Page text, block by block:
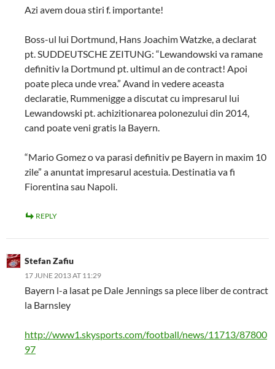
Azi avem doua stiri f. importante!
Boss-ul lui Dortmund, Hans Joachim Watzke, a declarat
pt. SUDDEUTSCHE ZEITUNG: “Lewandowski va ramane
definitiv la Dortmund pt. ultimul an de contract! Apoi
poate pleca unde vrea.” Avand in vedere aceasta
declaratie, Rummenigge a discutat cu impresarul lui
Lewandowski pt. achizitionarea polonezului din 2014,
cand poate veni gratis la Bayern.
“Mario Gomez o va parasi definitiv pe Bayern in maxim 10
zile” a anuntat impresarul acestuia. Destinatia va fi
Fiorentina sau Napoli.
REPLY
Stefan Zafiu
17 JUNE 2013 AT 11:29
Bayern l-a lasat pe Dale Jennings sa plece liber de contract
la Barnsley
http://www1.skysports.com/football/news/11713/87800
97